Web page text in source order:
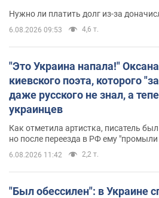
Нужно ли платить долг из-за
6.08.2026 09:53 4,6 т.
"Это Украина напала!"
киевского поэта, которого
даже русского не знал, а
украинцев
Как отметила артистка, писатель
но после переезда в РФ ему "промыли
6.08.2026 11:42 2,2 т.
"Был обессилен": в Украине